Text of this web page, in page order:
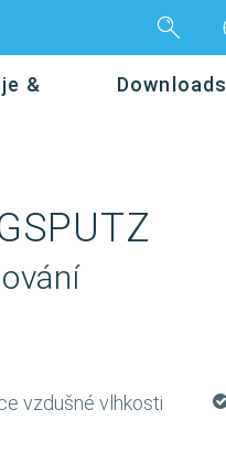
&
Downloads
vzdušné vlhkosti